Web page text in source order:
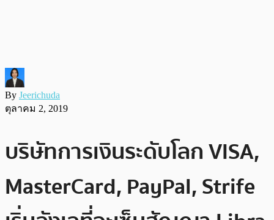
By Jeerichuda
ตุลาคม 2, 2019
บริษัทการเงินระดับโลก VISA,
MasterCard, PayPal, Strife